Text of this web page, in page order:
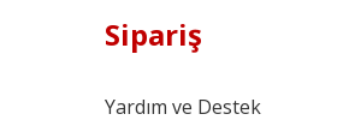
Sipariş
Yardım ve Destek